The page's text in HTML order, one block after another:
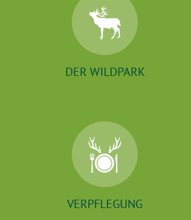
DER WILDPARK
VERPFLEGUNG